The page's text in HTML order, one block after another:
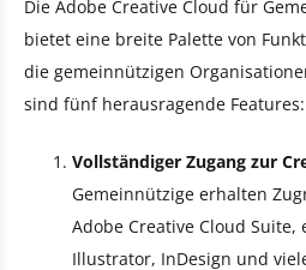
Die Adobe Creative Cloud für
bietet eine breite Palette von
die gemeinnützigen
sind fünf herausragende Features:
Vollständiger Zugang zur
Gemeinnützige erhalten
Adobe Creative Cloud
Illustrator, InDesign und